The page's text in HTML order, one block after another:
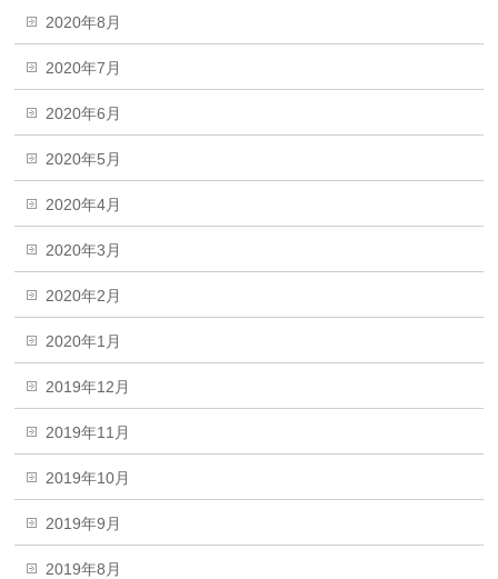
2020年8月
2020年7月
2020年6月
2020年5月
2020年4月
2020年3月
2020年2月
2020年1月
2019年12月
2019年11月
2019年10月
2019年9月
2019年8月